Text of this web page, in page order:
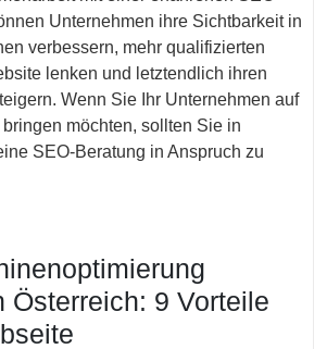
Unternehmen ihre Sichtbarkeit in
verbessern, mehr qualifizierten
lenken und letztendlich ihren
Wenn Sie Ihr Unternehmen auf
möchten, sollten Sie in
SEO-Beratung in Anspruch zu
Österreich: 9 Vorteile